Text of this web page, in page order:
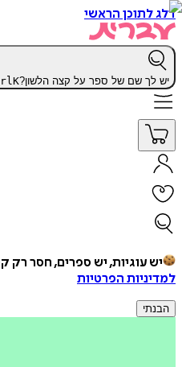
דלג לתוכן הראשי
יש לך שם של ספר על קצה הלשון?K
יש עוגיות, יש ספרים, חסר רק
למדיניות הפרטיות
הבנתי